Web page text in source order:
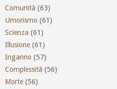
Comunità (63)
Umorismo (61)
Scienza (61)
Illusione (61)
Inganno (57)
Complessità (56)
Morte (56)